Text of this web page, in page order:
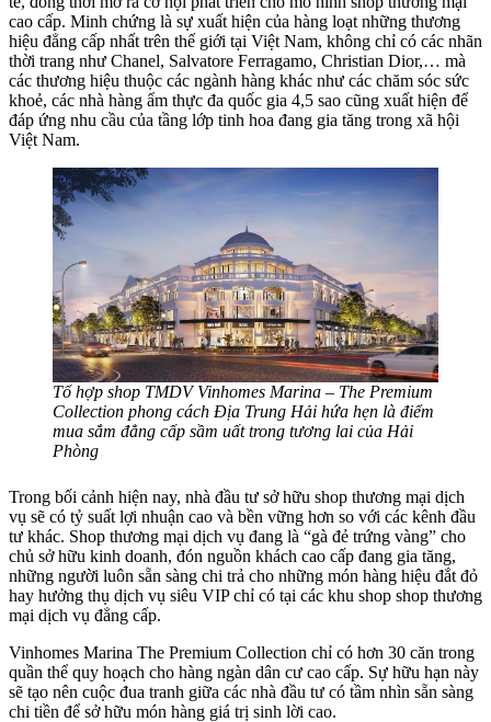
cao cấp. Minh chứng là sự xuất hiện của hàng loạt những thương
hiệu đẳng cấp nhất trên thế giới tại Việt Nam, không chỉ có các nhãn
thời trang như Chanel, Salvatore Ferragamo, Christian Dior,… mà
các thương hiệu thuộc các ngành hàng khác như các chăm sóc sức
khoẻ, các nhà hàng ẩm thực đa quốc gia 4,5 sao cũng xuất hiện để
đáp ứng nhu cầu của tầng lớp tinh hoa đang gia tăng trong xã hội
Việt Nam.
Tổ hợp shop TMDV Vinhomes Marina – The Premium
Collection phong cách Địa Trung Hải hứa hẹn là điểm
mua sắm đẳng cấp sầm uất trong tương lai của Hải
Phòng
Trong bối cảnh hiện nay, nhà đầu tư sở hữu shop thương mại dịch
vụ sẽ có tỷ suất lợi nhuận cao và bền vững hơn so với các kênh đầu
tư khác. Shop thương mại dịch vụ đang là “gà đẻ trứng vàng” cho
chủ sở hữu kinh doanh, đón nguồn khách cao cấp đang gia tăng,
những người luôn sẵn sàng chi trả cho những món hàng hiệu đắt đỏ
hay hưởng thụ dịch vụ siêu VIP chỉ có tại các khu shop shop thương
mại dịch vụ đẳng cấp.
Vinhomes Marina The Premium Collection chỉ có hơn 30 căn trong
quần thể quy hoạch cho hàng ngàn dân cư cao cấp. Sự hữu hạn này
sẽ tạo nên cuộc đua tranh giữa các nhà đầu tư có tầm nhìn sẵn sàng
chi tiền để sở hữu món hàng giá trị sinh lời cao.